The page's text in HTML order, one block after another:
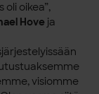
oikea”,
Hove ja
visiomme